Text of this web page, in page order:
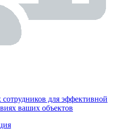
для эффективной
ваших объектов